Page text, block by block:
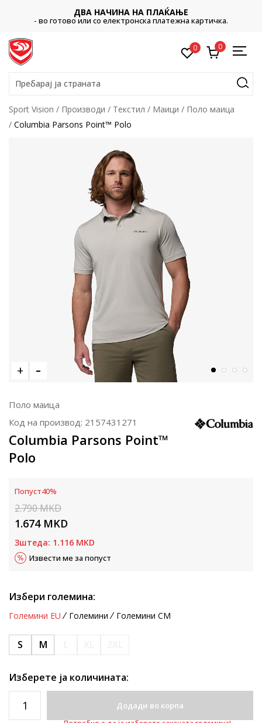
ДВА НАЧИНА НА ПЛАЌАЊЕ
- во готово или со електронска платежна картичка.
0 0
Пребарај ја страната
Sport Vision Производи Текстил Маици
Поло маица
Columbia Parsons Point™ Polo
Поло маица
Код на производ: 2157431271
Columbia Parsons Point™
Polo
Попуст40%
2.790MKD
1.674 MKD
Зштеда: 1.116 MKD
Извести ме за попуст
Избери големина:
Големини EU Големини Големини CM
S M
Изберете ја количината:
Додади во корпа